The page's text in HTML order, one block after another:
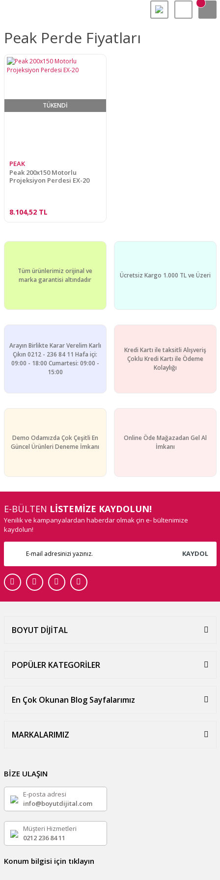
Peak Perde Fiyatları
TÜKENDİ
PEAK
Peak 200x150 Motorlu
Projeksiyon Perdesi EX-20
8.104,52 TL
Tüm ürünlerimiz orijinal ve
marka garantisi altındadır
Ücretsiz Kargo 1.000 TL ve Üzeri
Arayın Birlikte Karar Verelim Karlı
Çıkın 0212 - 236 84 11 Hafa içi:
09:00 - 18:00 Cumartesi: 09:00 -
15:00
Kredi Kartı ile taksitli Alışveriş
Çoklu Kredi Kartı ile Ödeme
Kolaylığı
Demo Odamızda Çok Çeşitli En
Güncel Ürünleri Deneme İmkanı
Online Öde Mağazadan Gel Al
İmkanı
E-BÜLTEN LİSTEMİZE KAYDOLUN!
Yenilik ve kampanyalardan haberdar olmak çin e- bültenimize
kaydolun!
KAYDOL
BOYUT DİJİTAL
POPÜLER KATEGORİLER
En Çok Okunan Blog Sayfalarımız
MARKALARIMIZ
BİZE ULAŞIN
E-posta adresi
info@boyutdijital.com
Müşteri Hizmetleri
0212 236 84 11
Konum bilgisi için tıklayın